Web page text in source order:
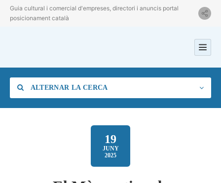
Guia cultural i comercial d'empreses, directori i anuncis portal
posicionament català
ALTERNAR LA CERCA
19
JUNY
2025